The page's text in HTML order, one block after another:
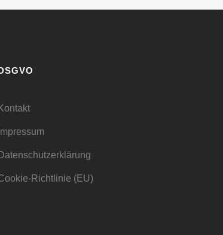
Kontakt
Impressum
Datenschutzerklärung
Richtlinie (EU)